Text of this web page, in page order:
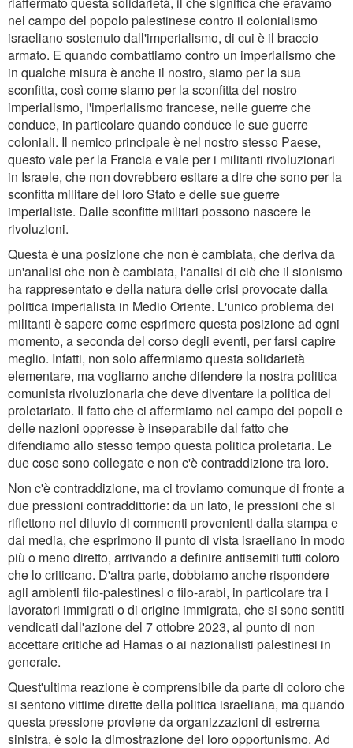
nel campo del popolo palestinese contro il colonialismo
israeliano sostenuto dall'imperialismo, di cui è il braccio
armato. E quando combattiamo contro un imperialismo che
in qualche misura è anche il nostro, siamo per la sua
sconfitta, così come siamo per la sconfitta del nostro
imperialismo, l'imperialismo francese, nelle guerre che
conduce, in particolare quando conduce le sue guerre
coloniali. Il nemico principale è nel nostro stesso Paese,
questo vale per la Francia e vale per i militanti rivoluzionari
in Israele, che non dovrebbero esitare a dire che sono per la
sconfitta militare del loro Stato e delle sue guerre
imperialiste. Dalle sconfitte militari possono nascere le
rivoluzioni.
Questa è una posizione che non è cambiata, che deriva da
un'analisi che non è cambiata, l'analisi di ciò che il sionismo
ha rappresentato e della natura delle crisi provocate dalla
politica imperialista in Medio Oriente. L'unico problema dei
militanti è sapere come esprimere questa posizione ad ogni
momento, a seconda del corso degli eventi, per farsi capire
meglio. Infatti, non solo affermiamo questa solidarietà
elementare, ma vogliamo anche difendere la nostra politica
comunista rivoluzionaria che deve diventare la politica del
proletariato. Il fatto che ci affermiamo nel campo dei popoli e
delle nazioni oppresse è inseparabile dal fatto che
difendiamo allo stesso tempo questa politica proletaria. Le
due cose sono collegate e non c'è contraddizione tra loro.
Non c'è contraddizione, ma ci troviamo comunque di fronte a
due pressioni contraddittorie: da un lato, le pressioni che si
riflettono nel diluvio di commenti provenienti dalla stampa e
dai media, che esprimono il punto di vista israeliano in modo
più o meno diretto, arrivando a definire antisemiti tutti coloro
che lo criticano. D'altra parte, dobbiamo anche rispondere
agli ambienti filo-palestinesi o filo-arabi, in particolare tra i
lavoratori immigrati o di origine immigrata, che si sono sentiti
vendicati dall'azione del 7 ottobre 2023, al punto di non
accettare critiche ad Hamas o ai nazionalisti palestinesi in
generale.
Quest'ultima reazione è comprensibile da parte di coloro che
si sentono vittime dirette della politica israeliana, ma quando
questa pressione proviene da organizzazioni di estrema
sinistra, è solo la dimostrazione del loro opportunismo. Ad